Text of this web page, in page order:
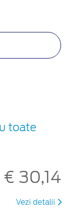
toate
€ 30,14
Vezi detalii